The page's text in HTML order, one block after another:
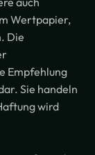
Wertpapier,
Die
Empfehlung
Sie handeln
wird